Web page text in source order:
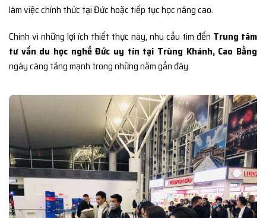
làm việc chính thức tại Đức hoặc tiếp tục học nâng cao.
Chính vì những lợi ích thiết thực này, nhu cầu tìm đến Trung tâm
tư vấn du học nghề Đức uy tín tại Trùng Khánh, Cao Bằng
ngày càng tăng mạnh trong những năm gần đây.